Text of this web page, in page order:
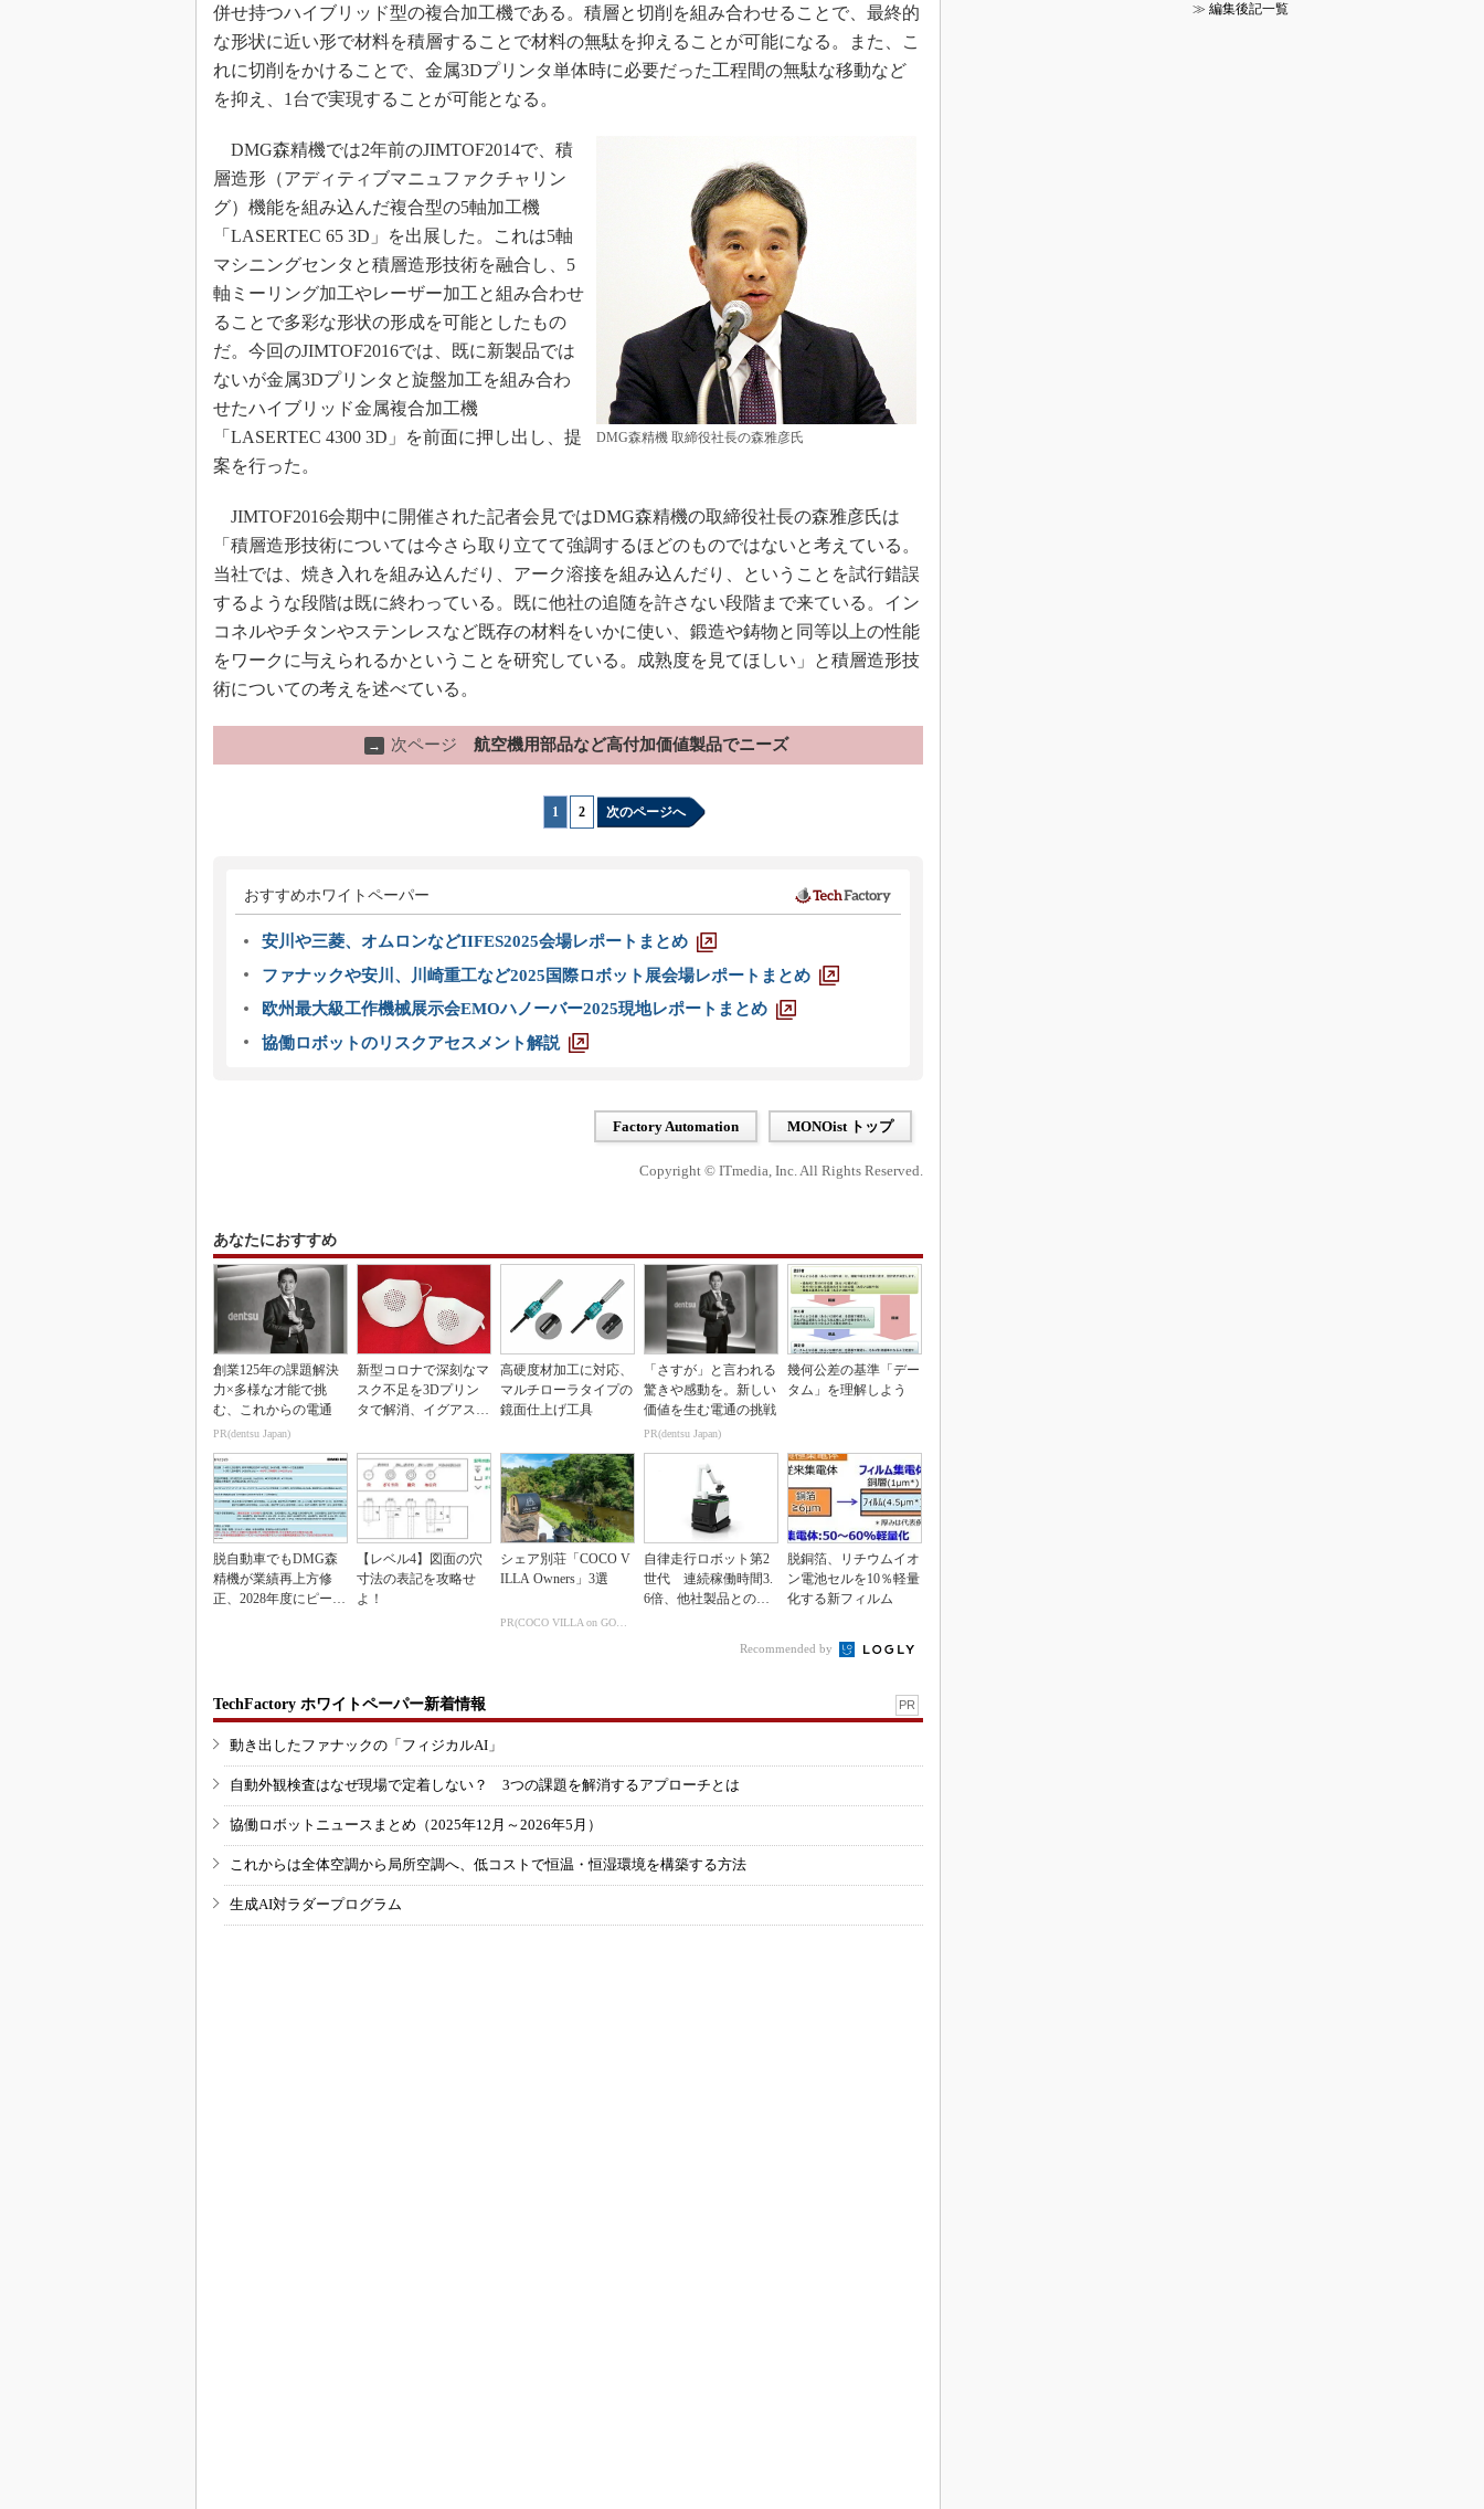
併せ持つハイブリッド型の複合加工機である。積層と切削を組み合わせることで、最終的
な形状に近い形で材料を積層することで材料の無駄を抑えることが可能になる。また、こ
れに切削をかけることで、金属3Dプリンタ単体時に必要だった工程間の無駄な移動など
を抑え、1台で実現することが可能となる。
DMG森精機 取締役社長の森雅彦氏
DMG森精機では2年前のJIMTOF2014で、積
層造形（アディティブマニュファクチャリン
グ）機能を組み込んだ複合型の5軸加工機
「LASERTEC 65 3D」を出展した。これは5軸
マシニングセンタと積層造形技術を融合し、5
軸ミーリング加工やレーザー加工と組み合わせ
ることで多彩な形状の形成を可能としたもの
だ。今回のJIMTOF2016では、既に新製品では
ないが金属3Dプリンタと旋盤加工を組み合わ
せたハイブリッド金属複合加工機
「LASERTEC 4300 3D」を前面に押し出し、提
案を行った。
JIMTOF2016会期中に開催された記者会見ではDMG森精機の取締役社長の森雅彦氏は
「積層造形技術については今さら取り立てて強調するほどのものではないと考えている。
当社では、焼き入れを組み込んだり、アーク溶接を組み込んだり、ということを試行錯誤
するような段階は既に終わっている。既に他社の追随を許さない段階まで来ている。イン
コネルやチタンやステンレスなど既存の材料をいかに使い、鍛造や鋳物と同等以上の性能
をワークに与えられるかということを研究している。成熟度を見てほしい」と積層造形技
術についての考えを述べている。
→ 次ページ 航空機用部品など高付加価値製品でニーズ
1 2 次のページへ
おすすめホワイトペーパー
安川や三菱、オムロンなどIIFES2025会場レポートまとめ
ファナックや安川、川崎重工など2025国際ロボット展会場レポートまとめ
欧州最大級工作機械展示会EMOハノーバー2025現地レポートまとめ
協働ロボットのリスクアセスメント解説
Factory Automation MONOist トップ
Copyright © ITmedia, Inc. All Rights Reserved.
あなたにおすすめ
創業125年の課題解決
力×多様な才能で挑
む、これからの電通
PR(dentsu Japan)
新型コロナで深刻なマ
スク不足を3Dプリン
タで解消、イグアスが
高硬度材加工に対応、
マルチローラタイプの
鏡面仕上げ工具
「さすが」と言われる
驚きや感動を。新しい
価値を生む電通の挑戦
PR(dentsu Japan)
幾何公差の基準「デー
タム」を理解しよう
脱自動車でもDMG森
精機が業績再上方修
正、2028年度にピーク
【レベル4】図面の穴
寸法の表記を攻略せ
よ！
シェア別荘「COCO V
ILLA Owners」3選
PR(COCO VILLA on GOETHE)
自律走行ロボット第2
世代 連続稼働時間3.
6倍、他社製品との連
脱銅箔、リチウムイオ
ン電池セルを10％軽量
化する新フィルム
Recommended by
TechFactory ホワイトペーパー新着情報 PR
動き出したファナックの「フィジカルAI」
自動外観検査はなぜ現場で定着しない？ 3つの課題を解消するアプローチとは
協働ロボットニュースまとめ（2025年12月～2026年5月）
これからは全体空調から局所空調へ、低コストで恒温・恒湿環境を構築する方法
生成AI対ラダープログラム
≫ 編集後記一覧